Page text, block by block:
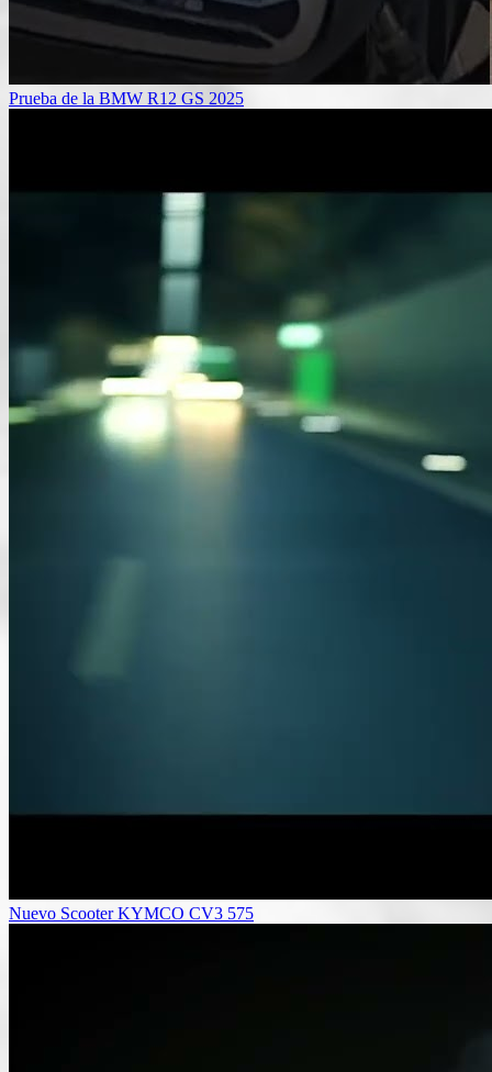
Prueba de la BMW R12 GS 2025
Nuevo Scooter KYMCO CV3 575